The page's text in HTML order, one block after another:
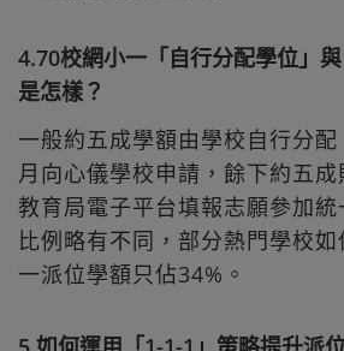
4.70校網小一「自行分配學位」
是怎樣？
一般約五成學額由學校自行分
月向心儀學校申請，餘下約五
教育局電子平台填報志願參加
比例略有不同，部分熱門學校
一派位學額只佔34%。